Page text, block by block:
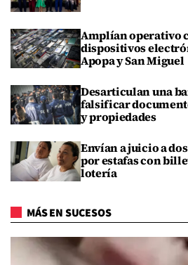
Amplían operativo
dispositivos
Apopa y San Miguel
Desarticulan una
falsificar
y propiedades
Envían a juicio a
por estafas con
lotería
MÁS EN SUCESOS